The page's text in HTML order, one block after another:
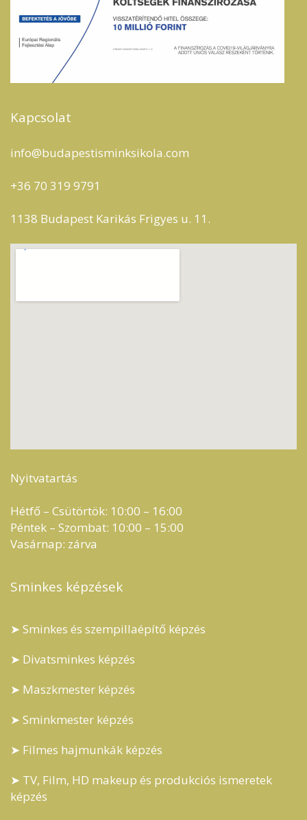
Kapcsolat
info@budapestisminksikola.com
+36 70 319 9791
1138 Budapest Karikás Frigyes u. 11.
Nyitvatartás
Hétfő – Csütörtök: 10:00 – 16:00
Péntek – Szombat: 10:00 – 15:00
Vasárnap: zárva
Sminkes képzések
➤ Sminkes és szempillaépítő képzés
➤ Divatsminkes képzés
➤ Maszkmester képzés
➤ Sminkmester képzés
➤ Filmes hajmunkák képzés
➤ TV, Film, HD makeup és produkciós ismeretek
képzés